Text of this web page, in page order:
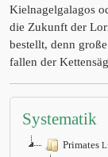
Kielnagelgalagos
die Zukunft der
bestellt, denn
fallen der
Systematik
Primates